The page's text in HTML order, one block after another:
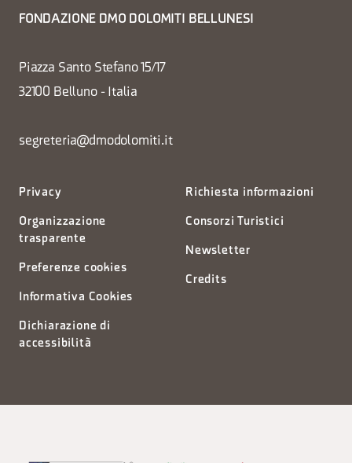
FONDAZIONE DMO DOLOMITI BELLUNESI
Piazza Santo Stefano 15/17
32100 Belluno - Italia
segreteria@dmodolomiti.it
Privacy
Organizzazione
trasparente
Preferenze cookies
Informativa Cookies
Dichiarazione di
accessibilità
Richiesta informazioni
Consorzi Turistici
Newsletter
Credits